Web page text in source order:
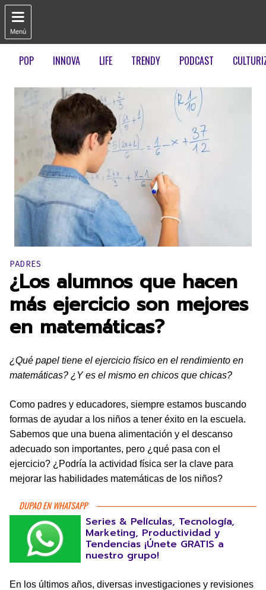

Menú
POP INNOVA LIFE TRENDY PODCAST
Publicado en:
PADRES
¿Los alumnos que hacen
más ejercicio son mejores
en matemáticas?
¿Qué papel tiene el ejercicio físico en el rendimiento en
matemáticas? ¿Y es el mismo en chicos que chicas?
Como padres y educadores, siempre estamos buscando
formas de ayudar a los niños a tener éxito en la escuela.
Sabemos que una buena alimentación y el descanso
adecuado son importantes, pero ¿qué pasa con el
ejercicio? ¿Podría la actividad física ser la clave para
mejorar las habilidades matemáticas de los niños?
DUPAO EN WHATSAPP
Series & Películas, Tecnología,
Marketing, Productividad y
Tendencias ¡Únete GRATIS a
nuestro grupo!
En los últimos años, diversas investigaciones y revisiones